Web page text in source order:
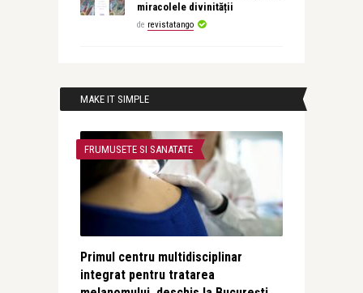
miracolele divinității
de revistatango
MAKE IT SIMPLE
FRUMUSETE SI SANATATE
Primul centru multidisciplinar
integrat pentru tratarea